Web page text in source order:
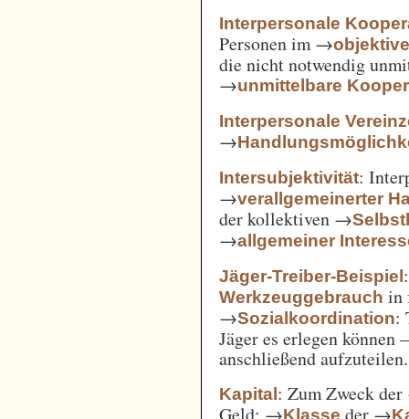
Interpersonale
Personen im →
die nicht notwendig
→unmittelbare
Interpersonale
→
Intersubjektivität:
→verallgemeinerter
der kollektiven →
→allgemeiner
Jäger-Treiber-Beispiel
Werkzeuggebrauch in
→Sozialkoordination:
Jäger es erlegen
anschließend aufzuteilen.
Kapital: Zum Zweck
Geld; →Klasse der →